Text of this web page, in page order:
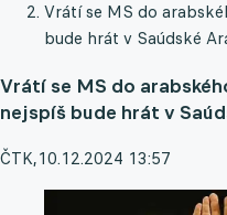
Vrátí se MS do
bude hrát v Saúdské
Vrátí se MS do
nejspíš bude hrát v
ČTK,10.12.2024 13:57